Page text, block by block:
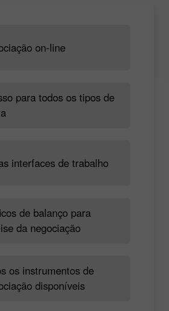
on-line
para todos os tipos de
interfaces de trabalho
de balanço para
da negociação
os instrumentos de
disponíveis